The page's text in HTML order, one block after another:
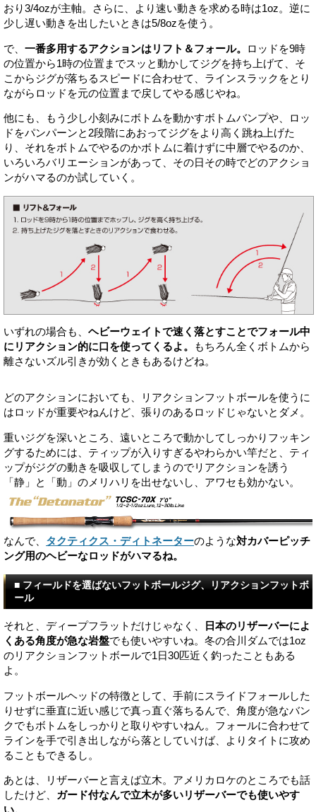
おり3/4ozが主軸。さらに、より速い動きを求める時は1oz。逆に
少し遅い動きを出したいときは5/8ozを使う。
で、 一番多用するアクションはリフト＆フォール。
ロッドを9時
の位置から1時の位置までスッと動かしてジグを持ち上げて、そ
こからジグが落ちるスピードに合わせて、ラインスラックをとり
ながらロッドを元の位置まで戻してやる感じやね。
他にも、もう少し小刻みにボトムを動かすボトムバンプや、ロッ
ドをパンパーンと2段階にあおってジグをより高く跳ね上げた
り、それをボトムでやるのかボトムに着けずに中層でやるのか、
いろいろバリエーションがあって、その日その時でどのアクショ
ンがハマるのか試していく。
いずれの場合も、 ヘビーウェイトで速く落とすことでフォール中
にリアクション的に口を使ってくるよ。
もちろん全くボトムから
離さないズル引きが効くときもあるけどね。
どのアクションにおいても、リアクションフットボールを使うに
はロッドが重要やねんけど、張りのあるロッドじゃないとダメ。
重いジグを深いところ、遠いところで動かしてしっかりフッキン
グするためには、ティップが入りすぎるやわらかい竿だと、ティ
ップがジグの動きを吸収してしまうのでリアクションを誘う
「静」と「動」のメリハリを出せないし、アワセも効かない。
なんで、 タクティクス・ディトネーターのような対カバーピッチ
ング用のヘビーなロッドがハマるね。
■ フィールドを選ばないフットボールジグ、リアクションフットボ
ール
それと、ディープフラットだけじゃなく、
日本のリザーバーによ
くある角度が急な岩盤でも使いやすいね。冬の合川ダムでは1oz
のリアクションフットボールで1日30匹近く釣ったこともある
よ。
フットボールヘッドの特徴として、手前にスライドフォールした
りせずに垂直に近い感じで真っ直ぐ落ちるんで、角度が急なバン
クでもボトムをしっかりと取りやすいねん。フォールに合わせて
ラインを手で引き出しながら落としていけば、よりタイトに攻め
ることもできるし。
あとは、リザーバーと言えば立木。アメリカロケのところでも話
したけど、 ガード付なんで立木が多いリザーバーでも使いやす